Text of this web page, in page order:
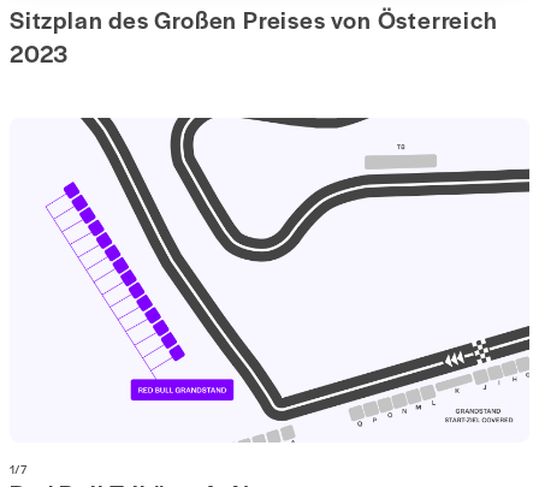
Sitzplan des Großen Preises von Österreich
2023
1/7